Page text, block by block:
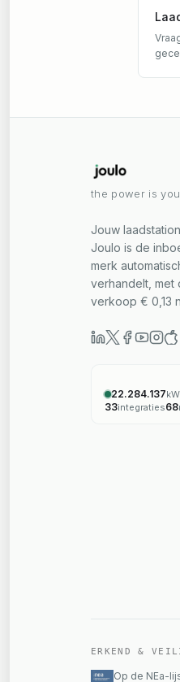
the power is you
Jouw
Joulo is de
merk
verhandelt,
verkoop € 0,13
22.284.137
33integraties68
ERKEND &
Op de NEa-